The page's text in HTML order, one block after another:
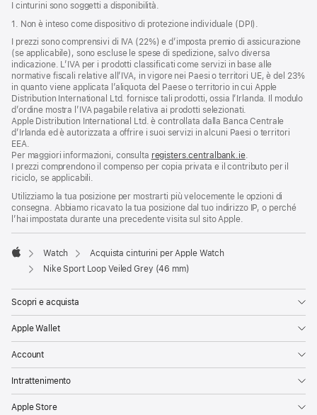
I cinturini sono soggetti a disponibilità.
1. Non è inteso come dispositivo di protezione individuale (DPI).
I prezzi sono comprensivi di IVA (22%) e d’imposta premio di assicurazione
(se applicabile), sono escluse le spese di spedizione, salvo diversa
indicazione. L’IVA per i prodotti classificati come servizi in base alle
normative fiscali relative all’IVA, in vigore nei Paesi o territori UE, è del 23%
in quanto viene applicata l’aliquota del Paese o territorio in cui Apple
Distribution International Ltd. fornisce tali prodotti, ossia l’Irlanda. Il modulo
d’ordine mostra l’IVA pagabile relativa ai prodotti selezionati.
Apple Distribution International Ltd. è controllata dalla Banca Centrale
d’Irlanda ed è autorizzata a offrire i suoi servizi in alcuni Paesi o territori
EEA.
Per maggiori informazioni, consulta registers.centralbank.ie.
I prezzi comprendono il compenso per copia privata e il contributo per il
riciclo, se applicabili.
Utilizziamo la tua posizione per mostrarti più velocemente le opzioni di
consegna. Abbiamo ricavato la tua posizione dal tuo indirizzo IP, o perché
l’hai impostata durante una precedente visita sul sito Apple.
Apple
Watch
Acquista cinturini per Apple Watch
Nike Sport Loop Veiled Grey (46 mm)
Scopri e acquista
Apple Wallet
Account
Intrattenimento
Apple Store